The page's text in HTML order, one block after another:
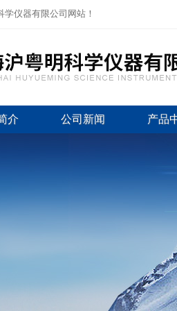
仪器有限公司网站！
介 公司新闻 产品